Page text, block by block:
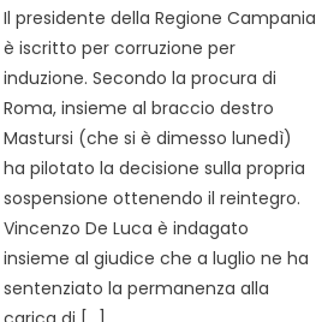
Il presidente della Regione Campania
è iscritto per corruzione per
induzione. Secondo la procura di
Roma, insieme al braccio destro
Mastursi (che si è dimesso lunedì)
ha pilotato la decisione sulla propria
sospensione ottenendo il reintegro.
Vincenzo De Luca è indagato
insieme al giudice che a luglio ne ha
sentenziato la permanenza alla